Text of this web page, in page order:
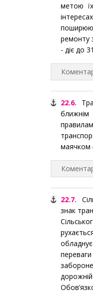
метою
ремонту
- діє до
22.6.
ближнім
маячком
22.7.
знак